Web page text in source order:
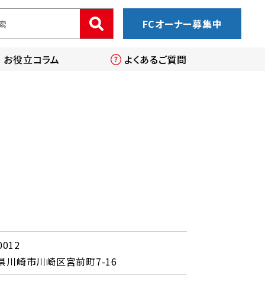
FCオーナー募集中
お役立コラム よくあるご質問
川崎市川崎区宮前町7-16